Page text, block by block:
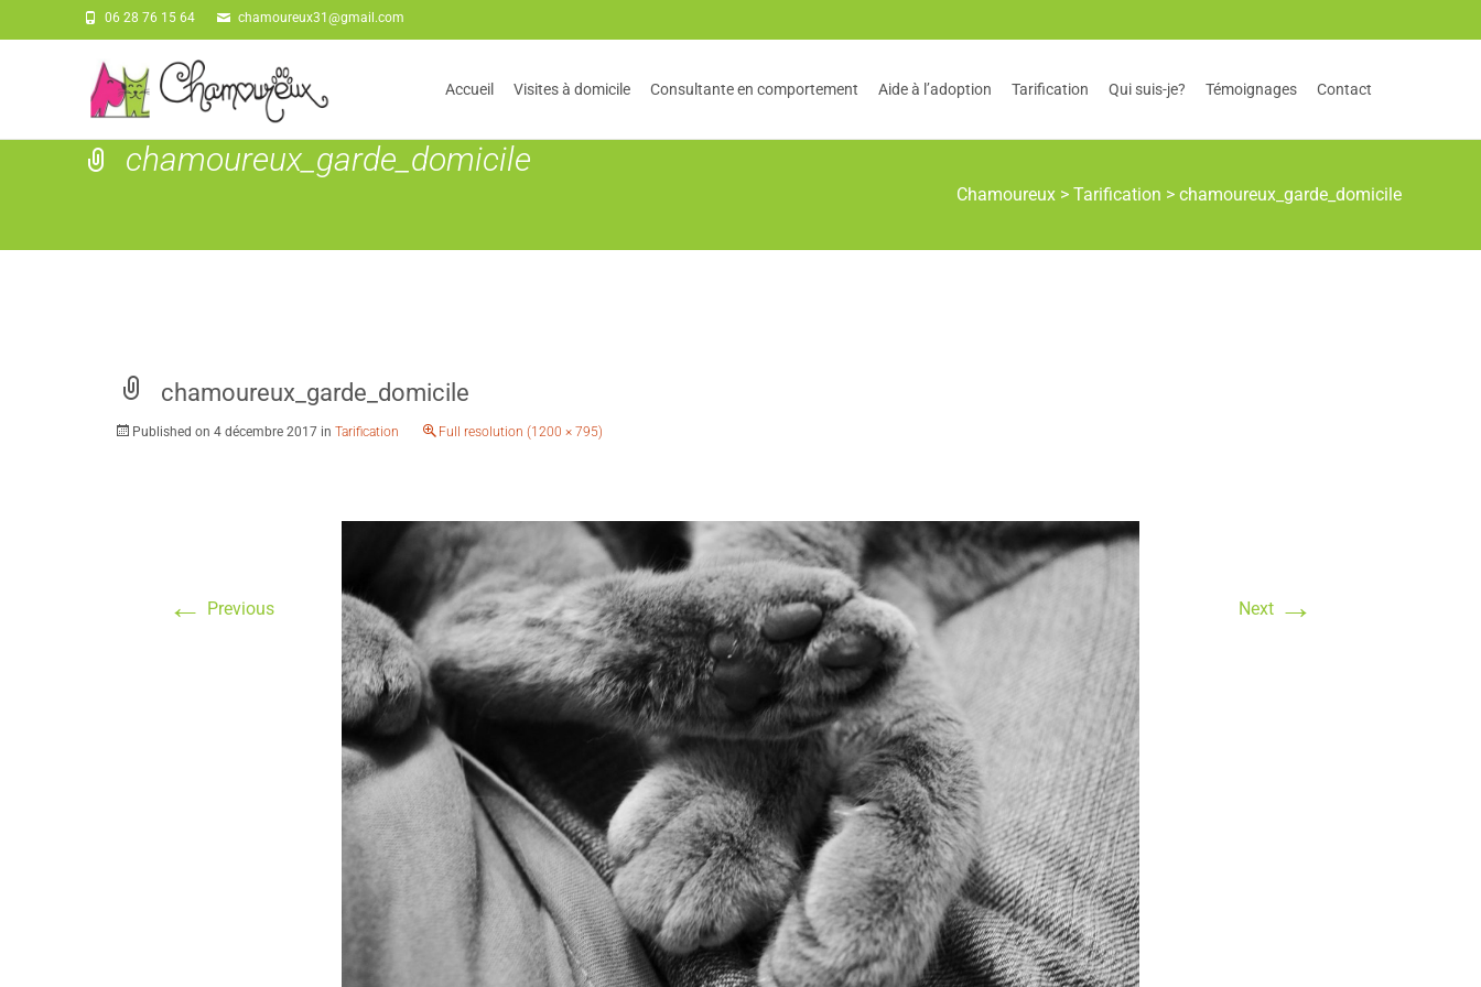
06 28 76 15 64 chamoureux31@gmail.com
to
Accueil Visites à domicile Consultante en comportement Aide à l’adoption Tarification Qui suis-je? Témoignages Contact
chamoureux_garde_domicile
Chamoureux > Tarification > chamoureux_garde_domicile
chamoureux_garde_domicile
Published on 4 décembre 2017 in Tarification Full resolution (1200 × 795)
← Previous Next →